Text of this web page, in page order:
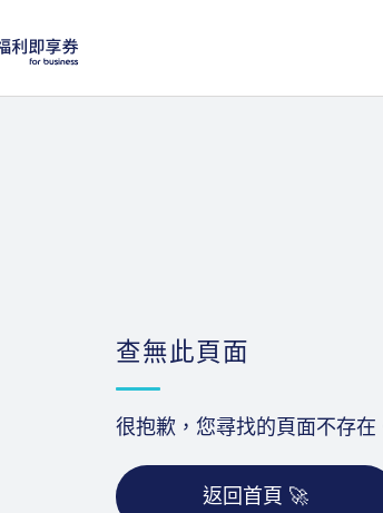
查無此頁面
很抱歉，您尋找的頁面不存在
返回首頁 🚀